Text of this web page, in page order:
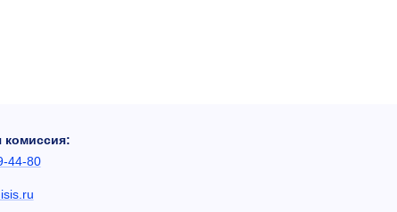
комиссия:
44-80